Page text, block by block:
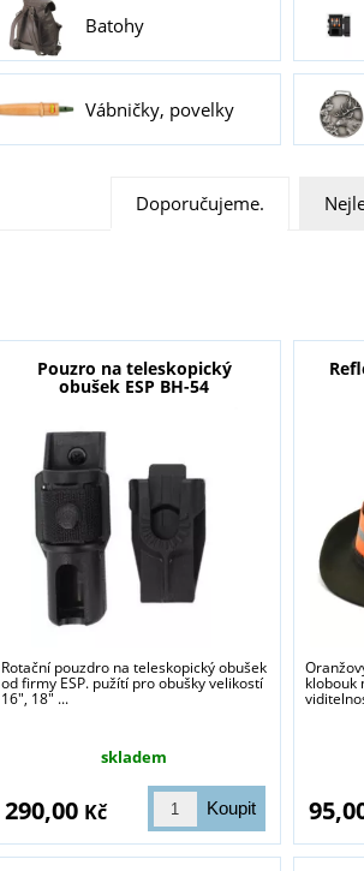
Batohy
Vábničky, povelky
Doporučujeme.
Pouzro na teleskopický
obušek ESP BH-54
Rotační pouzdro na teleskopický obušek
od firmy ESP. pužítí pro obušky velikostí
16", 18" ...
skladem
290,00 Kč
klobouk